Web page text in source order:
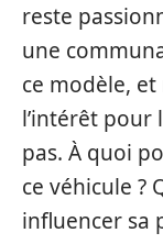
reste
une
ce modèle,
l’intérêt pour
pas. À quoi
ce véhicule ?
influencer sa